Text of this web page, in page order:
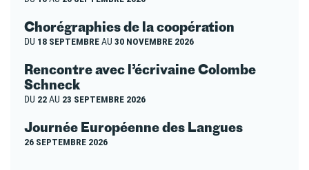
Chorégraphies de la coopération
DU 18 SEPTEMBREAU 30 NOVEMBRE 2026
Rencontre avec l’écrivaine Colombe
Schneck
DU 22AU 23 SEPTEMBRE 2026
Journée Européenne des Langues
26 SEPTEMBRE 2026